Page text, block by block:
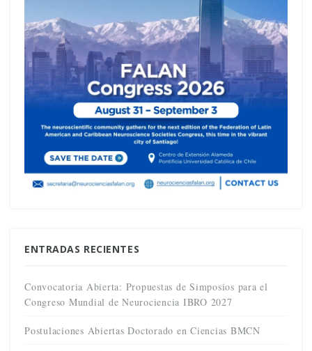
ENTRADAS RECIENTES
Convocatoria Abierta: Propuestas de Simposios para el
Congreso Mundial de Neurociencia IBRO 2027
Postulaciones Abiertas Doctorado en Ciencias BMCN